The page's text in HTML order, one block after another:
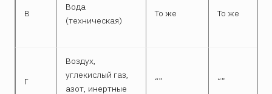
В
Вода
(техническая)
То же То же
Г
Воздух,
углекислый газ,
азот, инертные
“” “”